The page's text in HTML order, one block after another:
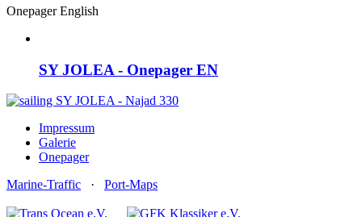
Onepager English
SY JOLEA - Onepager EN
Impressum
Galerie
Onepager
Marine-Traffic · Port-Maps